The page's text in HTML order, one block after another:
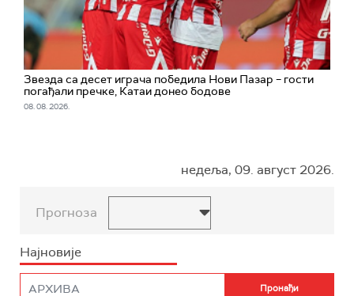
Звезда са десет играча победила Нови Пазар – гости
погађали пречке, Катаи донео бодове
08. 08. 2026.
недеља, 09. август 2026.
Прогноза
Најновије